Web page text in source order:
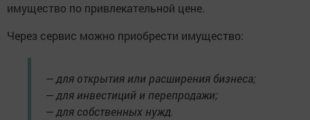
имущество по привлекательной цене.
Через сервис можно приобрести имущество:
— для открытия или расширения бизнеса;
— для инвестиций и перепродажи;
— для собственных нужд.